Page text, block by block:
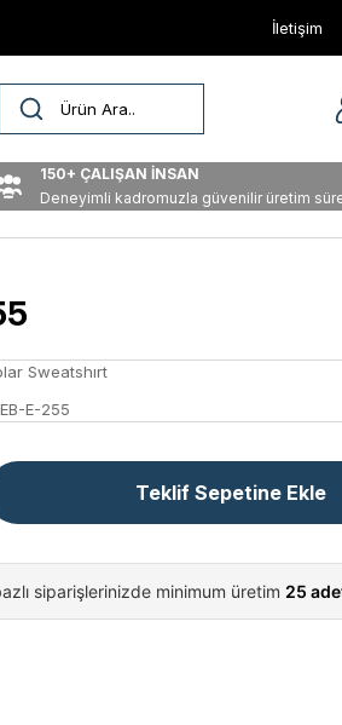
İletişim
150+ ÇALIŞAN İNSAN
Deneyimli kadromuzla güvenilir üretim
Sweatshırt
E-255
Teklif Sepetine Ekle
siparişlerinizde minimum üretim 25